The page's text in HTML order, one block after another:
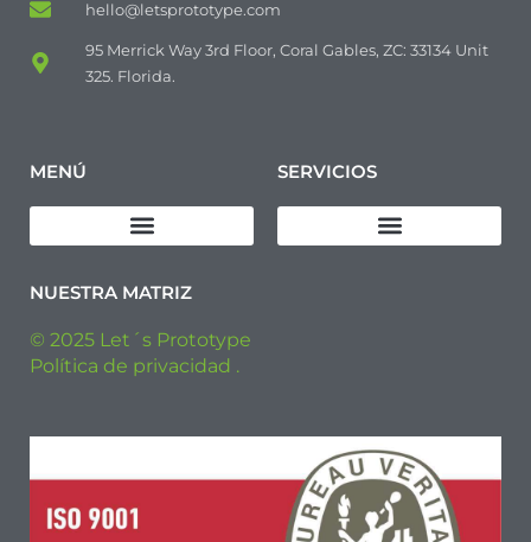
hello@letsprototype.com
95 Merrick Way 3rd Floor, Coral Gables, ZC: 33134 Unit
325. Florida.
MENÚ SERVICIOS
NUESTRA MATRIZ
© 2025 Let´s Prototype
Política de privacidad .